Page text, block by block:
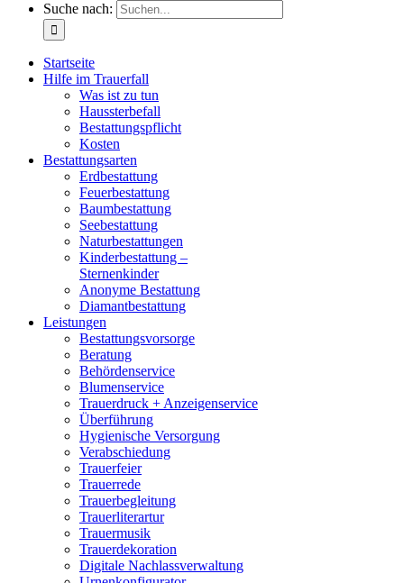
Suche nach:
Startseite
Hilfe im Trauerfall
Was ist zu tun
Haussterbefall
Bestattungspflicht
Kosten
Bestattungsarten
Erdbestattung
Feuerbestattung
Baumbestattung
Seebestattung
Naturbestattungen
Kinderbestattung –
Sternenkinder
Anonyme Bestattung
Diamantbestattung
Leistungen
Bestattungsvorsorge
Beratung
Behördenservice
Blumenservice
Trauerdruck + Anzeigenservice
Überführung
Hygienische Versorgung
Verabschiedung
Trauerfeier
Trauerrede
Trauerbegleitung
Trauerliterartur
Trauermusik
Trauerdekoration
Digitale Nachlassverwaltung